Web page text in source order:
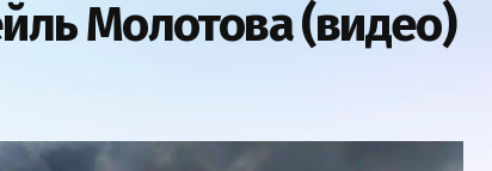
Молотова (видео)